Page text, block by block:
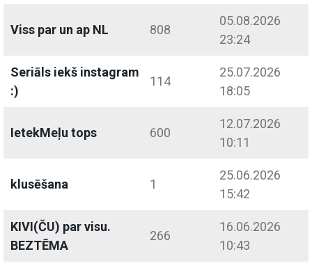
Viss par un ap NL 808
05.08.2026
23:24
Seriāls iekš instagram
:)
114
25.07.2026
18:05
IetekMeļu tops 600
12.07.2026
10:11
klusēšana 1
25.06.2026
15:42
KIVI(ČU) par visu.
BEZTĒMA
266
16.06.2026
10:43